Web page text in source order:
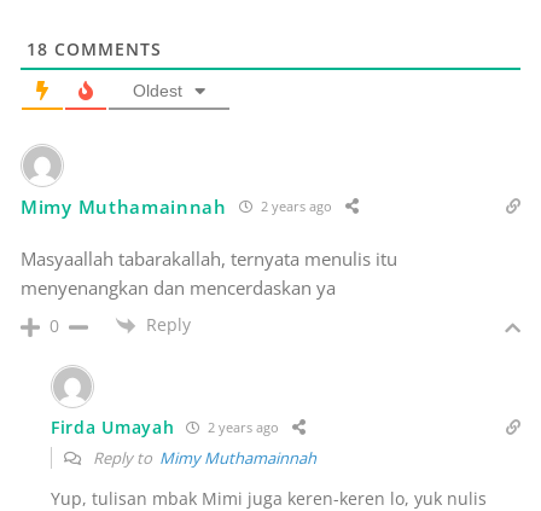
18 COMMENTS
Oldest
Mimy Muthamainnah 2 years ago
Masyaallah tabarakallah, ternyata menulis itu
menyenangkan dan mencerdaskan ya
0 Reply
Firda Umayah 2 years ago
Reply to Mimy Muthamainnah
Yup, tulisan mbak Mimi juga keren-keren lo, yuk nulis